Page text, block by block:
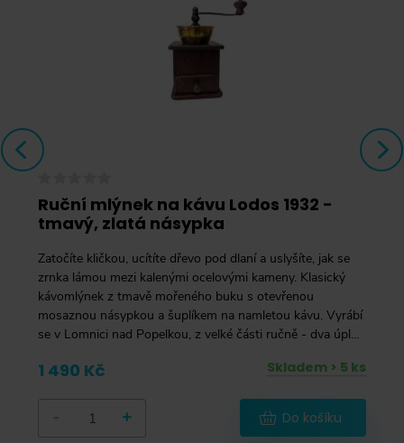
Ruční mlýnek na kávu Lodos 1932 -
tmavý, zlatá násypka
Zatočíte kličkou, ucítíte dřevo pod dlaní a uslyšíte, jak se
zrnka lámou mezi kalenými ocelovými kameny. Klasický
kávomlýnek z tmavě mořeného buku s otevřenou
mosaznou násypkou a šuplíkem na namletou kávu. Vyrábí
se v Lomnici nad Popelkou, z velké části ručně - dva úplně
1 490 Kč Skladem > 5 ks
+ Do košíku